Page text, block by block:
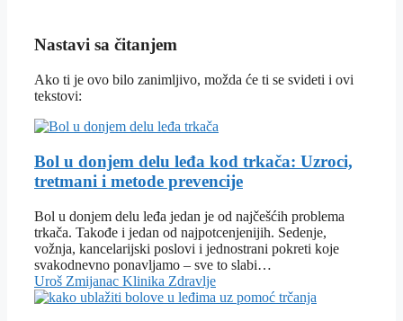
Nastavi sa čitanjem
Ako ti je ovo bilo zanimljivo, možda će ti se svideti i ovi
tekstovi:
Bol u donjem delu leđa kod trkača: Uzroci,
tretmani i metode prevencije
Bol u donjem delu leđa jedan je od najčešćih problema
trkača. Takođe i jedan od najpotcenjenijih. Sedenje,
vožnja, kancelarijski poslovi i jednostrani pokreti koje
svakodnevno ponavljamo – sve to slabi…
Uroš Zmijanac Klinika Zdravlje